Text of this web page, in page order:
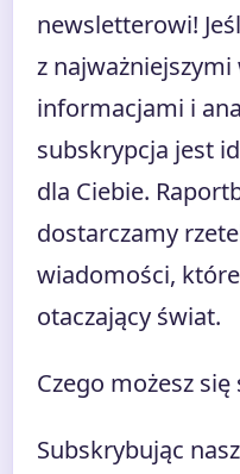
newsletterowi!
z
informacjami i
subskrypcja jest
dla Ciebie.
dostarczamy
wiadomości,
otaczający świat.
Czego możesz
Subskrybując